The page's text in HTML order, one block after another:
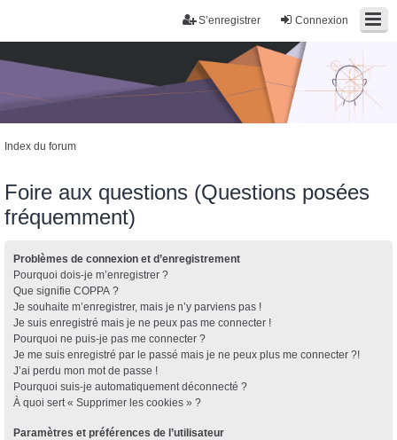
Connexion
S’enregistrer
Index du forum
Foire aux questions (Questions posées
fréquemment)
Problèmes de connexion et d’enregistrement
Pourquoi dois-je m’enregistrer ?
Que signifie COPPA ?
Je souhaite m’enregistrer, mais je n’y parviens pas !
Je suis enregistré mais je ne peux pas me connecter !
Pourquoi ne puis-je pas me connecter ?
Je me suis enregistré par le passé mais je ne peux plus me connecter ?!
J’ai perdu mon mot de passe !
Pourquoi suis-je automatiquement déconnecté ?
À quoi sert « Supprimer les cookies » ?
Paramètres et préférences de l’utilisateur